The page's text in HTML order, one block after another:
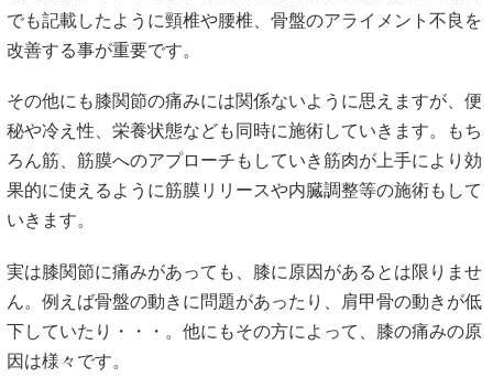
でも記載したように頸椎や腰椎、骨盤のアライメント不良を
改善する事が重要です。
その他にも膝関節の痛みには関係ないように思えますが、便
秘や冷え性、栄養状態なども同時に施術していきます。もち
ろん筋、筋膜へのアプローチもしていき筋肉が上手により効
果的に使えるように筋膜リリースや内臓調整等の施術もして
いきます。
実は膝関節に痛みがあっても、膝に原因があるとは限りませ
ん。例えば骨盤の動きに問題があったり、肩甲骨の動きが低
下していたり・・・。他にもその方によって、膝の痛みの原
因は様々です。